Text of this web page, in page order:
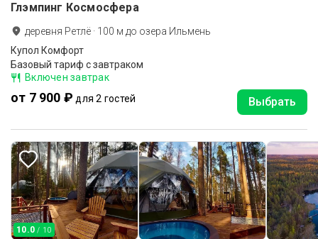
Глэмпинг Космосфера
деревня Ретлё · 100 м до озера Ильмень
Купол Комфорт
Базовый тариф с завтраком
Включен завтрак
от 7 900 ₽ для 2 гостей Выбрать
10.0 / 10